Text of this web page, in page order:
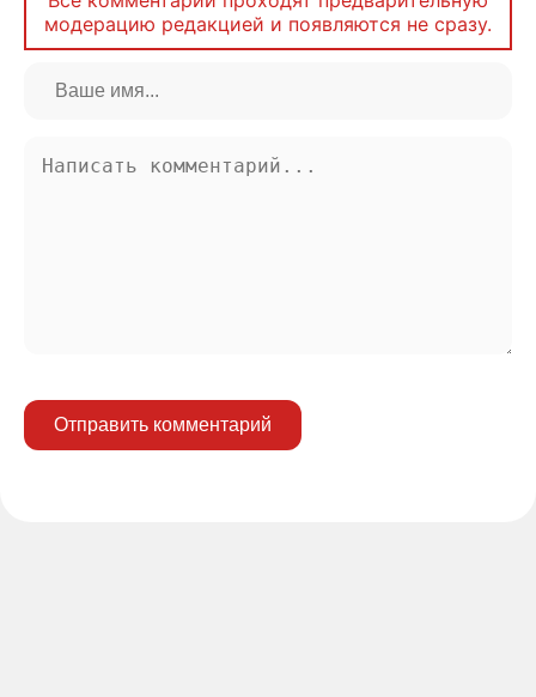
модерацию редакцией и появляются не сразу.
Отправить комментарий